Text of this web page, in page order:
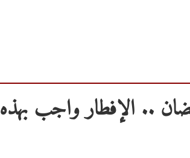
.. الإفطار واجب بهذه